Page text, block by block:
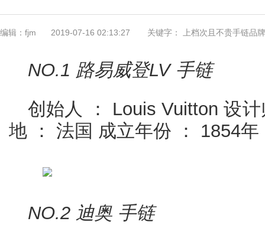
编辑：fjm 2019-07-16 02:13:27 关键字： 上档次且不贵手链品牌
NO.1 路易威登LV 手链
创始人 ： Louis Vuitton 设
地 ： 法国 成立年份 ： 1854年
NO.2 迪奥 手链